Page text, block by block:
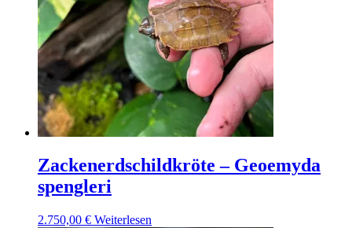
Zackenerdschildkröte – Geoemyda
spengleri
2.750,00 € Weiterlesen